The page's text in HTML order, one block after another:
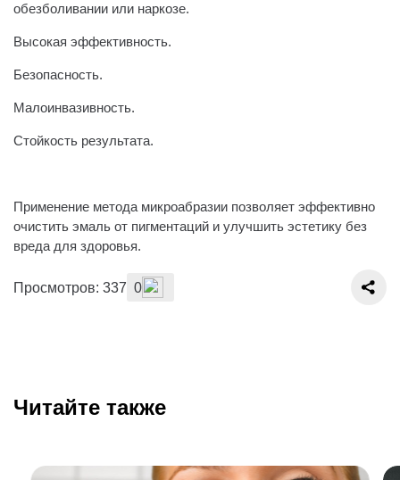
обезболивании или наркозе.
Высокая эффективность.
Безопасность.
Малоинвазивность.
Стойкость результата.
Применение метода микроабразии позволяет эффективно
очистить эмаль от пигментаций и улучшить эстетику без
вреда для здоровья.
Просмотров: 337 0
Читайте также